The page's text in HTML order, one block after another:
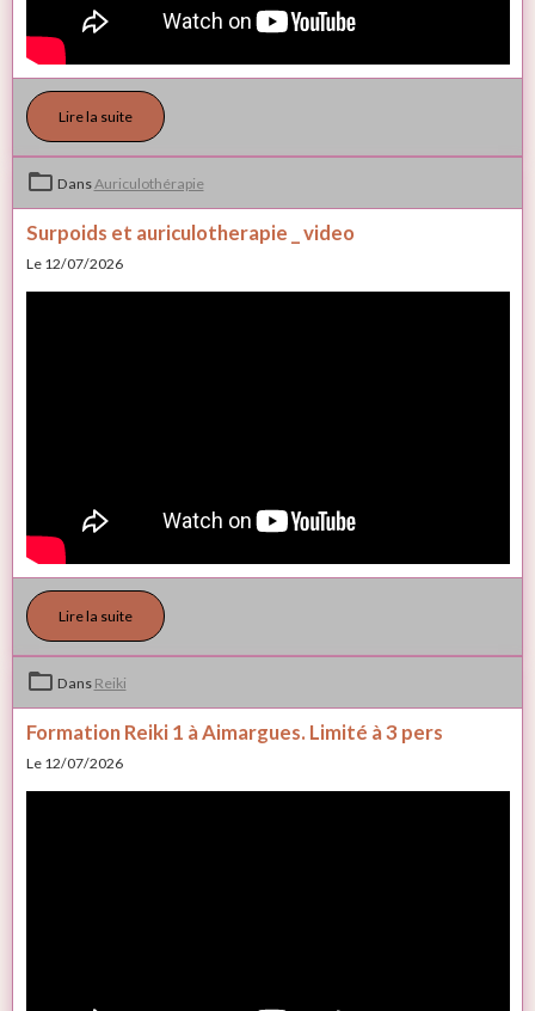
Lire la suite
DansAuriculothérapie
Surpoids et auriculotherapie _ video
Le 12/07/2026
Lire la suite
Dans Reiki
Formation Reiki 1 à Aimargues. Limité à 3 pers
Le 12/07/2026